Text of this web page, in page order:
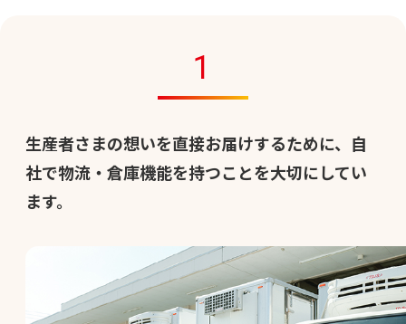
1
生産者さまの想いを直接お届けするために、自
社で物流・倉庫機能を持つことを大切にしてい
ます。